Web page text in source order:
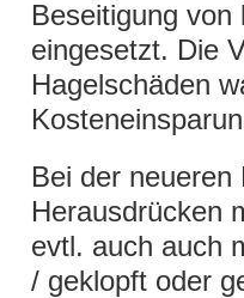
Beseitigung
eingesetzt. Die
Hagelschäden
Bei der
Herausdrücken
evtl. auch auch
/ geklopft oder